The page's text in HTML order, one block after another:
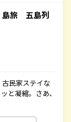
旅 五島列
民家ステイな
と凝縮。さあ、